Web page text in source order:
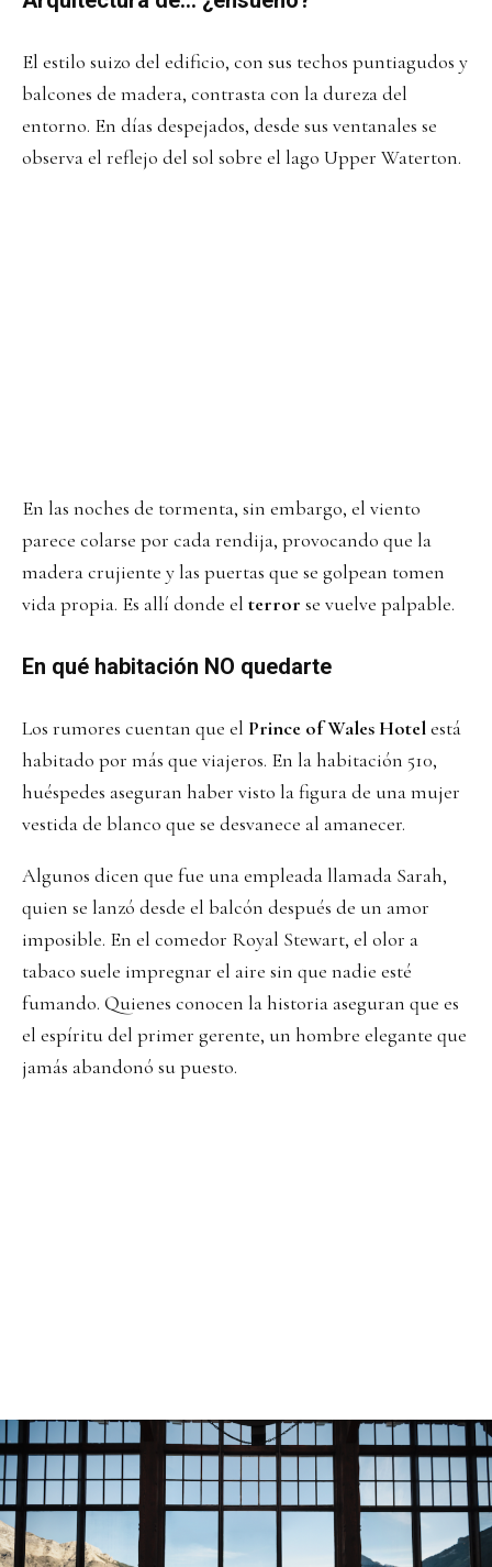
El estilo suizo del edificio, con sus techos puntiagudos y
balcones de madera, contrasta con la dureza del
entorno. En días despejados, desde sus ventanales se
observa el reflejo del sol sobre el lago Upper Waterton.
En las noches de tormenta, sin embargo, el viento
parece colarse por cada rendija, provocando que la
madera crujiente y las puertas que se golpean tomen
vida propia. Es allí donde el terror se vuelve palpable.
En qué habitación NO quedarte
Los rumores cuentan que el Prince of Wales Hotelestá
habitado por más que viajeros. En la habitación 510,
huéspedes aseguran haber visto la figura de una mujer
vestida de blanco que se desvanece al amanecer.
Algunos dicen que fue una empleada llamada Sarah,
quien se lanzó desde el balcón después de un amor
imposible. En el comedor Royal Stewart, el olor a
tabaco suele impregnar el aire sin que nadie esté
fumando. Quienes conocen la historia aseguran que es
el espíritu del primer gerente, un hombre elegante que
jamás abandonó su puesto.